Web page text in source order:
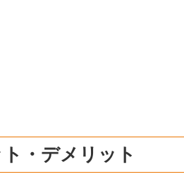
・デメリット